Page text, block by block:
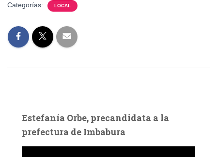
Categorías: LOCAL
Estefanía Orbe, precandidata a la
prefectura de Imbabura